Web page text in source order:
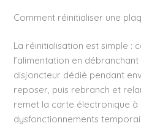
Comment réinitialiser une
La réinitialisation est simple :
l’alimentation en
disjoncteur dédié pendant
reposer, puis rebranch et
remet la carte électronique
dysfonctionnements